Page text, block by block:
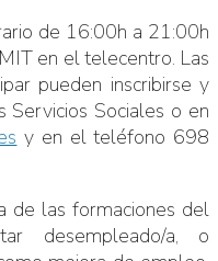
de 16:00h a 21:00h
en el telecentro. Las
pueden inscribirse y
Servicios Sociales o en
y en el teléfono 698
de las formaciones del
desempleado/a, o